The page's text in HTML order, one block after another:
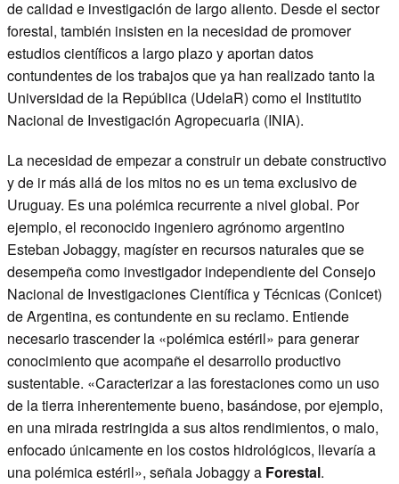
de calidad e investigación de largo aliento. Desde el sector
forestal, también insisten en la necesidad de promover
estudios científicos a largo plazo y aportan datos
contundentes de los trabajos que ya han realizado tanto la
Universidad de la República (UdelaR) como el Institutito
Nacional de Investigación Agropecuaria (INIA).
La necesidad de empezar a construir un debate constructivo
y de ir más allá de los mitos no es un tema exclusivo de
Uruguay. Es una polémica recurrente a nivel global. Por
ejemplo, el reconocido ingeniero agrónomo argentino
Esteban Jobaggy, magíster en recursos naturales que se
desempeña como investigador independiente del Consejo
Nacional de Investigaciones Científica y Técnicas (Conicet)
de Argentina, es contundente en su reclamo. Entiende
necesario trascender la «polémica estéril» para generar
conocimiento que acompañe el desarrollo productivo
sustentable. «Caracterizar a las forestaciones como un uso
de la tierra inherentemente bueno, basándose, por ejemplo,
en una mirada restringida a sus altos rendimientos, o malo,
enfocado únicamente en los costos hidrológicos, llevaría a
una polémica estéril», señala Jobaggy a Forestal.